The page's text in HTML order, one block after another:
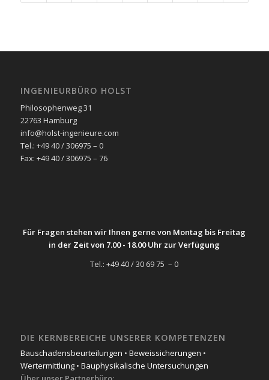
INGENIEURBÜRO HOLST
Philosophenweg 31
22763 Hamburg
info@holst-ingenieure.com
Tel.: +49 40 / 306975 – 0
Fax: +49 40 / 306975 – 76
Für Fragen stehen wir Ihnen gerne von Montag bis Freitag
in der Zeit von 7.00 - 18.00 Uhr zur Verfügung
Tel.: +49 40 / 30 69 75 – 0
DIE KERNBEREICHE UNSERER KOMPETENZEN
Bauschadensbeurteilungen • Beweissicherungen •
Wertermittlung• Bauphysikalische Untersuchungen